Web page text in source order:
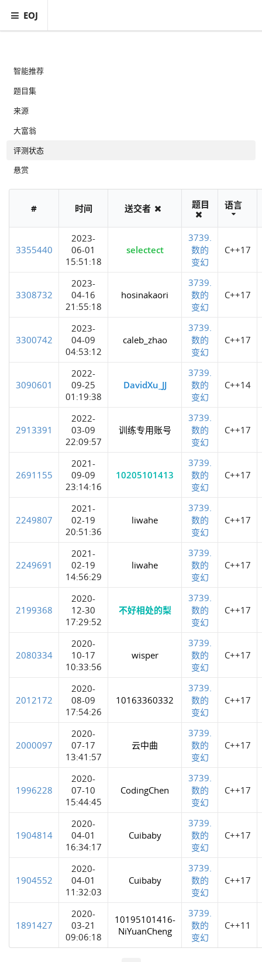
EOJ
智能推荐
题目集
来源
大富翁
评测状态
悬赏
# 时间 送交者 题目 语言
3355440
2023-
06-01
15:51:18
selectect
3739.
数的
变幻
C++17
3308732
2023-
04-16
21:55:18
hosinakaori
3739.
数的
变幻
C++17
3300742
2023-
04-09
04:53:12
caleb_zhao
3739.
数的
变幻
C++17
3090601
2022-
09-25
01:19:38
DavidXu_JJ
3739.
数的
变幻
C++14
2913391
2022-
03-09
22:09:57
训练专用账号
3739.
数的
变幻
C++17
2691155
2021-
09-09
23:14:16
10205101413
3739.
数的
变幻
C++17
2249807
2021-
02-19
20:51:36
liwahe
3739.
数的
变幻
C++17
2249691
2021-
02-19
14:56:29
liwahe
3739.
数的
变幻
C++17
2199368
2020-
12-30
17:29:52
不好相处的梨
3739.
数的
变幻
C++17
2080334
2020-
10-17
10:33:56
wisper
3739.
数的
变幻
C++17
2012172
2020-
08-09
17:54:26
10163360332
3739.
数的
变幻
C++17
2000097
2020-
07-17
13:41:57
云中曲
3739.
数的
变幻
C++17
1996228
2020-
07-10
15:44:45
CodingChen
3739.
数的
变幻
C++17
1904814
2020-
04-01
16:34:17
Cuibaby
3739.
数的
变幻
C++17
1904552
2020-
04-01
11:32:03
Cuibaby
3739.
数的
变幻
C++17
1891427
2020-
03-21
09:06:18
10195101416-
NiYuanCheng
3739.
数的
变幻
C++11